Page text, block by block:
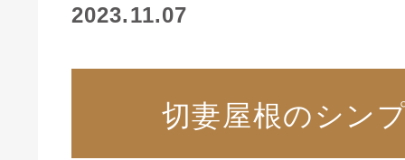
2023.11.07
切妻屋根のシン